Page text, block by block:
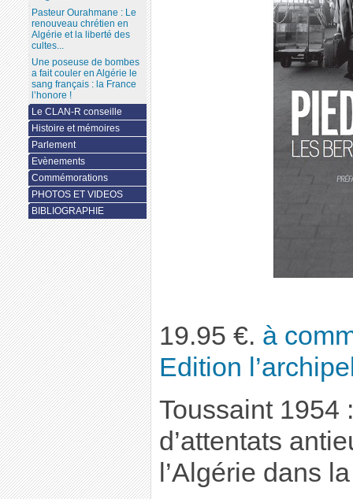
19.95 €. à
Edition
Toussaint 1954
d’attentats
l’Algérie dans
Pasteur Ourahmane : Le
renouveau chrétien en
Algérie et la liberté des
cultes...
Une poseuse de bombes
a fait couler en Algérie le
sang français : la France
l’honore !
Le CLAN-R conseille
Histoire et mémoires
Parlement
Evènements
Commémorations
PHOTOS ET VIDEOS
BIBLIOGRAPHIE